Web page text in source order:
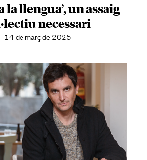
la llengua’, un assaig
necessari
14 de març de 2025